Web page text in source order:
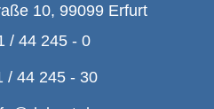
10, 99099 Erfurt
/ 44 245 - 0
/ 44 245 - 30